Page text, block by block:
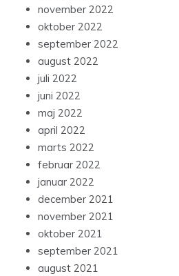
november 2022
oktober 2022
september 2022
august 2022
juli 2022
juni 2022
maj 2022
april 2022
marts 2022
februar 2022
januar 2022
december 2021
november 2021
oktober 2021
september 2021
august 2021